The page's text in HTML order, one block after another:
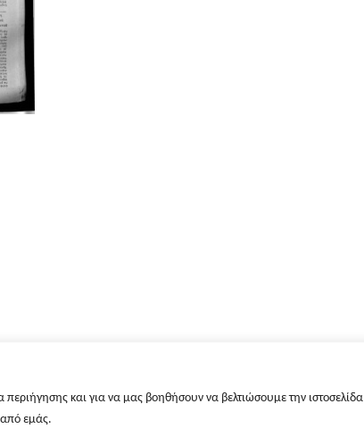
και για να μας βοηθήσουν να βελτιώσουμε την ιστοσελίδα
εμάς.